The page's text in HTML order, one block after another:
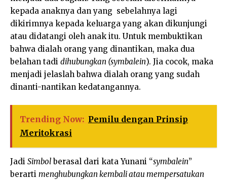
kepada anaknya dan yang sebelahnya lagi
dikirimnya kepada keluarga yang akan dikunjungi
atau didatangi oleh anak itu. Untuk membuktikan
bahwa dialah orang yang dinantikan, maka dua
belahan tadi dihubungkan (symbalein). Jia cocok, maka
menjadi jelaslah bahwa dialah orang yang sudah
dinanti-nantikan kedatangannya.
Trending Now: Pemilu dengan Prinsip
Meritokrasi
Jadi Simbolberasal dari kata Yunani “symbalein”
berarti menghubungkan kembali atau mempersatukan